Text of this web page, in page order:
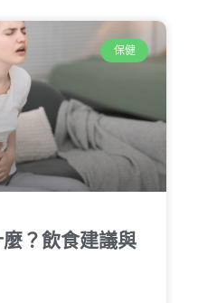
保健
？飲食建議與